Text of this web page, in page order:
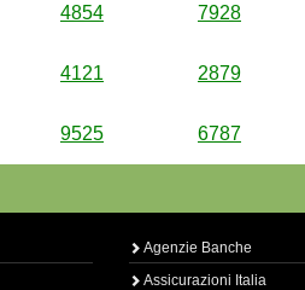
4854 7928
4121 2879
9525 6787
Agenzie Banche
Assicurazioni Italia